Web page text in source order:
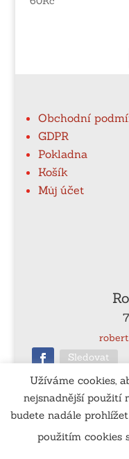
Obchodní
GDPR
Pokladna
Košík
Můj účet
Sledovat
ČÚ: 115-
Užíváme cookies,
nejsnadnější použití
budete nadále
použitím cookies